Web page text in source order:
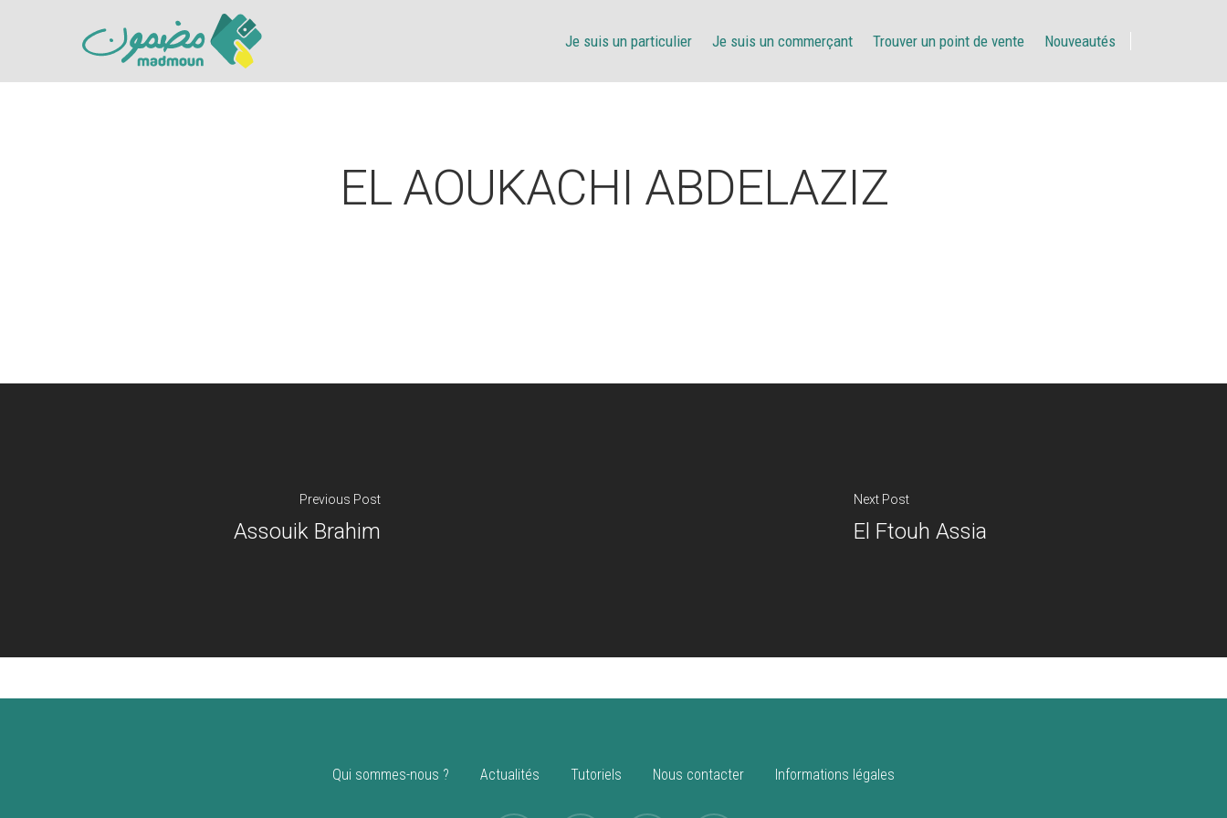
Je suis un particulier Je suis un commerçant Trouver un point de vente Nouveautés
EL AOUKACHI ABDELAZIZ
Previous Post
Assouik Brahim
Next Post
El Ftouh Assia
Qui sommes-nous ? Actualités Tutoriels Nous contacter Informations légales